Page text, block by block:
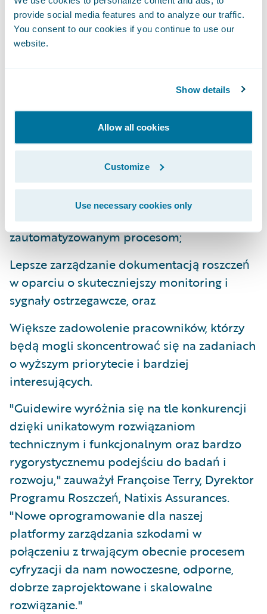
provide social media features and to analyze our traffic.
You consent to our cookies if you continue to use our
website.
Show details
Allow all cookies
Customize
Use necessary cookies only
Dzięki wdrożeniu produktów Guidewire
Core i Digital, Natixis Assurances uzyska
klientów i pracowników, dzięki dobrze
ergonomicznej obsłudze systemu i
raportowaniu w czasie rzeczywistym;
Wyższy poziom kontroli nad kosztami
zarządzania dzięki uproszczonym i
zautomatyzowanym procesom;
Lepsze zarządzanie dokumentacją roszczeń
w oparciu o skuteczniejszy monitoring i
sygnały ostrzegawcze, oraz
Większe zadowolenie pracowników, którzy
będą mogli skoncentrować się na zadaniach
o wyższym priorytecie i bardziej
interesujących.
"Guidewire wyróżnia się na tle konkurencji
dzięki unikatowym rozwiązaniom
technicznym i funkcjonalnym oraz bardzo
rygorystycznemu podejściu do badań i
rozwoju," zauważył Françoise Terry, Dyrektor
Programu Roszczeń, Natixis Assurances.
"Nowe oprogramowanie dla naszej
platformy zarządzania szkodami w
połączeniu z trwającym obecnie procesem
cyfryzacji da nam nowoczesne, odporne,
dobrze zaprojektowane i skalowalne
rozwiązanie."